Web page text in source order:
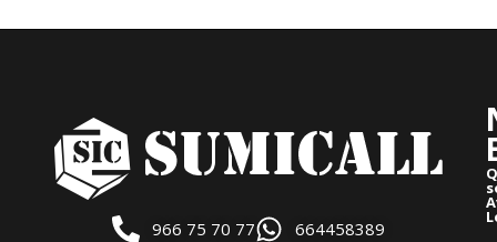
966 75 70 77
664458389